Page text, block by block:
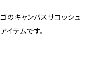
キャンバスサコッシュ
テムです。